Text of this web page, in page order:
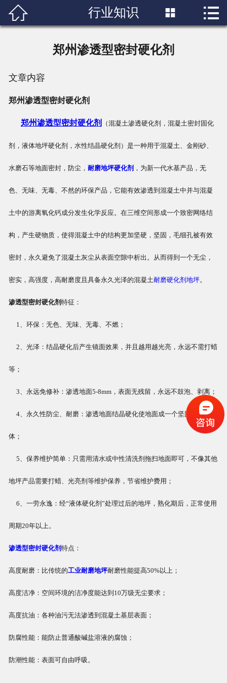
 首页
成功案例
行业知识
人才招聘
 行业知识  
郑州渗透型密封硬化剂
文章内容
郑州渗透型密封硬化剂
郑州渗透型密封硬化剂 （混凝土渗透硬化剂，混凝土密封固化
剂，液体地坪硬化剂，水性结晶硬化剂）是一种用于混凝土、金刚砂、
水磨石等地面密封，防尘， 耐磨地坪硬化剂 ，为新一代水基产品，无
色、无味、无毒、不然的环保产品，它能有效渗透到混凝土中并与混凝
土中的游离氧化钙成分发生化学反应。在三维空间形成一个致密网络结
构，产生硬物质，使得混凝土中的结构更加坚硬，坚固，毛细孔被有效
密封，永久避免了混凝土灰尘从表面空隙中析出。从而得到一个无尘，
密实，高强度，高耐磨度且具备永久光泽的混凝土耐磨硬化剂地坪。
渗透型密封硬化剂特征：
1、环保：无色、无味、无毒、不燃；
2、光泽：结晶硬化后产生镜面效果，并且越用越光亮，永远不需打蜡
等；
3、永远免修补：渗透地面5-8mm，表面无残留，永远不鼓泡、剥离；
4、永久性防尘、耐磨：渗透地面结晶硬化使地面成一个坚固密实的整
体；
5、保养维护简单：只需用清水或中性清洗剂拖扫地面即可，不像其他
地坪产品需要打蜡、光亮剂等维护保养，节省维护费用；
6、一劳永逸：经“液体硬化剂”处理过后的地坪，熟化期后，正常使用
周期20年以上。
渗透型密封硬化剂特点：
高度耐磨：比传统的工业耐磨地坪耐磨性能提高50%以上；
高度洁净：空间环境的洁净度能达到10万级无尘要求；
高度抗油：各种油污无法渗透到混凝土基层表面；
防腐性能：能防止普通酸碱盐溶液的腐蚀；
防潮性能：表面可自由呼吸。